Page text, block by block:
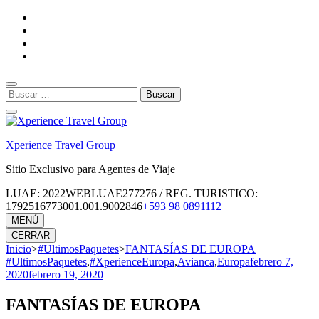
Saltar
contenido
(presiona
tecla
Intro)
Buscar:
Xperience Travel Group
Sitio Exclusivo para Agentes de Viaje
LUAE: 2022WEBLUAE277276 / REG. TURISTICO:
1792516773001.001.9002846+593 98 0891112
MENÚ
CERRAR
Inicio>#UltimosPaquetes>FANTASÍAS DE EUROPA
#UltimosPaquetes,#XperienceEuropa,Avianca,Europafebrero 7,
2020febrero 19, 2020
FANTASÍAS DE EUROPA